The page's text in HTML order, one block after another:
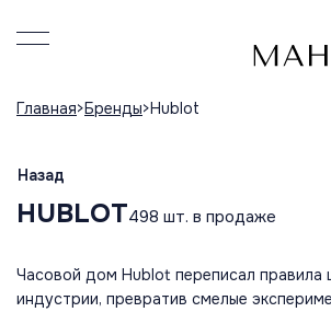
Главная Бренды Hublot
Назад
HUBLOT498 шт. в продаже
Часовой дом Hublot переписал правила
индустрии, превратив смелые